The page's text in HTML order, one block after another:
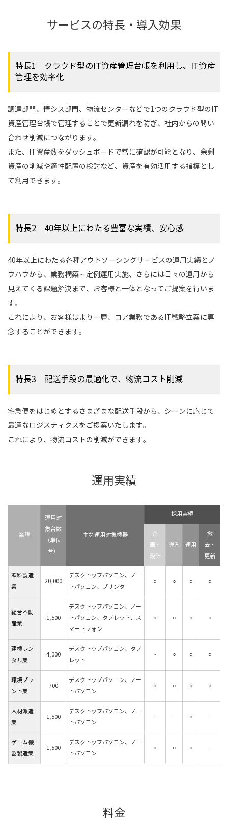
サービスの特長・導入効果
特長1 クラウド型のIT資産管理台帳を利用し、IT資産
管理を効率化
調達部門、情シス部門、物流センターなどで1つのクラウド型のIT
資産管理台帳で管理することで更新漏れを防ぎ、社内からの問い
合わせ削減につながります。
また、IT資産数をダッシュボードで常に確認が可能となり、余剰
資産の削減や適性配置の検討など、資産を有効活用する指標とし
て利用できます。
特長2 40年以上にわたる豊富な実績、安心感
40年以上にわたる各種アウトソーシングサービスの運用実績とノ
ウハウから、業務構築～定例運用実施、さらには日々の運用から
見えてくる課題解決まで、お客様と一体となってご提案を行いま
す。
これにより、お客様はより一層、コア業務であるIT戦略立案に専
念することができます。
特長3 配送手段の最適化で、物流コスト削減
宅急便をはじめとするさまざまな配送手段から、シーンに応じて
最適なロジスティクスをご提案いたします。
これにより、物流コストの削減ができます。
運用実績
業種
運用対
象台数
（単位:
台）
主な運用対象機器
採用実績
企
画・
設計
導入 運用
撤
去・
更新
飲料製造
業
20,000
デスクトップパソコン、ノー
トパソコン、プリンタ
○ ○ ○ ○
総合不動
産業
1,500
デスクトップパソコン、ノー
トパソコン、タブレット、ス
マートフォン
○ ○ ○ ○
建機レン
タル業
4,000
デスクトップパソコン、タブ
レット
- ○ ○ ○
環境プラ
ント業
700
デスクトップパソコン、ノー
トパソコン
○ ○ ○ ○
人材派遣
業
1,500
デスクトップパソコン、ノー
トパソコン
- - ○ -
ゲーム機
器製造業
1,500
デスクトップパソコン、ノー
トパソコン
○ ○ ○ -
料金